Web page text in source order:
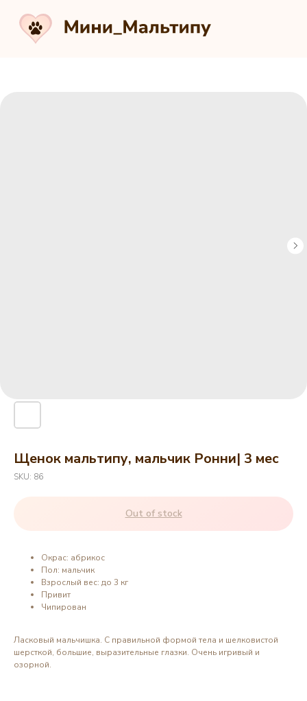
Щенок мальтипу, мальчик Ронни| 3 мес
SKU: 86
Out of stock
Окрас: абрикос
Пол: мальчик
Взрослый вес: до 3 кг
Привит
Чипирован
Ласковый мальчишка. С правильной формой тела и шелковистой
шерсткой, большие, выразительные глазки. Очень игривый и
озорной.